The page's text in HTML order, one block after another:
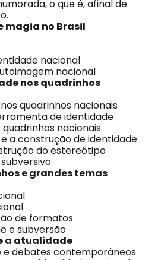
o que é, afinal de
magia no Brasil
nacional
nacional
nos quadrinhos
quadrinhos nacionais
de identidade
nacionais
a construção de identidade
do estereótipo
e grandes temas
de formatos
e subversão
a atualidade
e debates contemporâneos